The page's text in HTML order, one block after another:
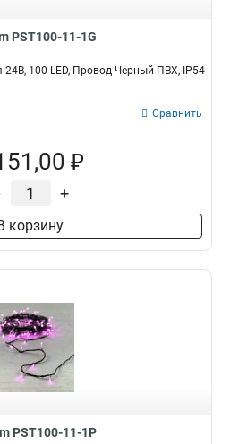
PST100-11-1G
100 LED, Провод Черный ПВХ, IP54
Сравнить
₽
+
корзину
PST100-11-1P